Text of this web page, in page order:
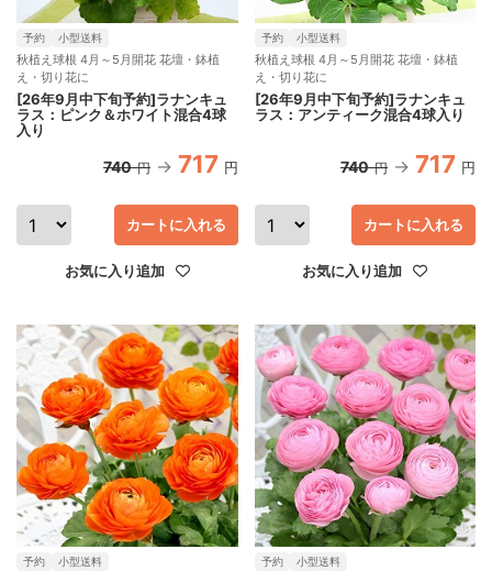
予約 小型送料
秋植え球根 4月～5月開花 花壇・鉢植
え・切り花に
[26年9月中下旬予約]ラナンキュ
ラス：ピンク＆ホワイト混合4球
入り
740 円 717 円
お気に入り追加
カートに入れる
予約 小型送料
秋植え球根 4月～5月開花 花壇・鉢植
え・切り花に
[26年9月中下旬予約]ラナンキュ
ラス：アンティーク混合4球入り
740 円 717 円
お気に入り追加
カートに入れる
予約 小型送料 予約 小型送料